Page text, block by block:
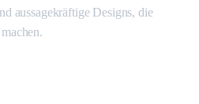
aussagekräftige Designs, die